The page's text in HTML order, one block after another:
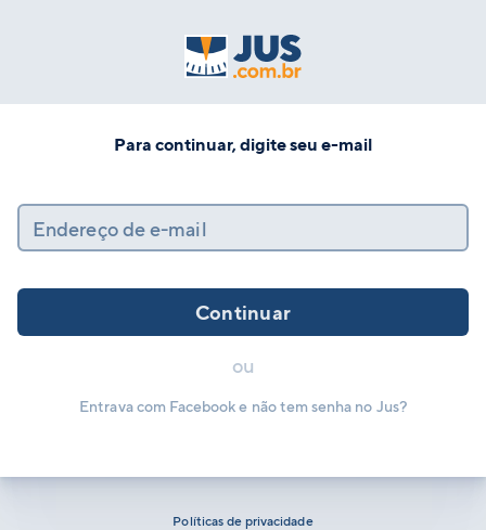
Para continuar, digite seu e-mail
Endereço de e-mail
Continuar
ou
Entrava com Facebook e não tem senha no Jus?
Políticas de privacidade